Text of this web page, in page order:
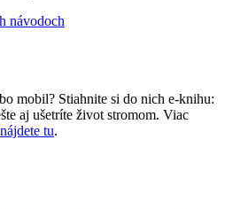
návodoch
mobil? Stiahnite si do nich e-knihu:
aj ušetríte život stromom. Viac
nájdete tu.